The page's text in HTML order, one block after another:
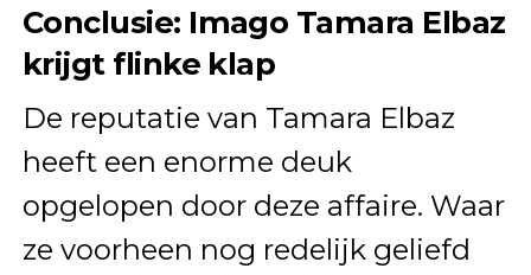
Conclusie: Imago Tamara Elbaz
krijgt flinke klap
De reputatie van Tamara Elbaz
heeft een enorme deuk
opgelopen door deze affaire. Waar
ze voorheen nog redelijk geliefd